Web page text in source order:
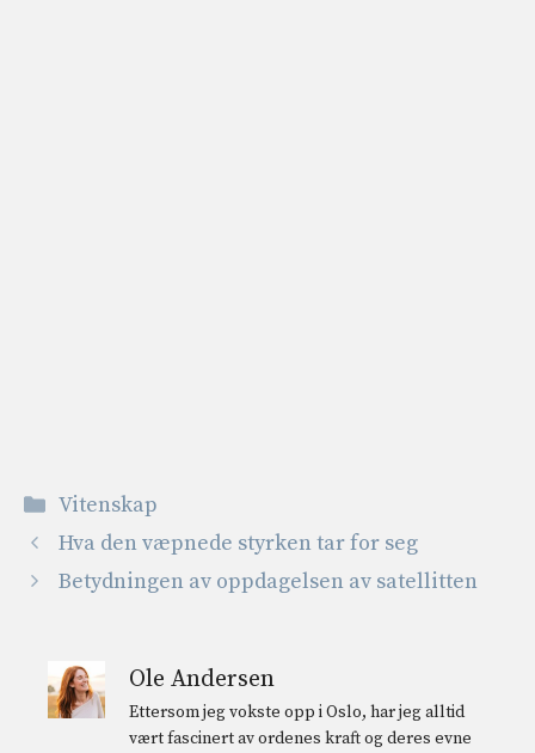
Kategorier
Vitenskap
Hva den væpnede styrken tar for seg
Betydningen av oppdagelsen av satellitten
Ole Andersen
Ettersom jeg vokste opp i Oslo, har jeg alltid
vært fascinert av ordenes kraft og deres evne